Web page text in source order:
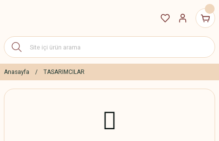
Anasayfa TASARIMCILAR